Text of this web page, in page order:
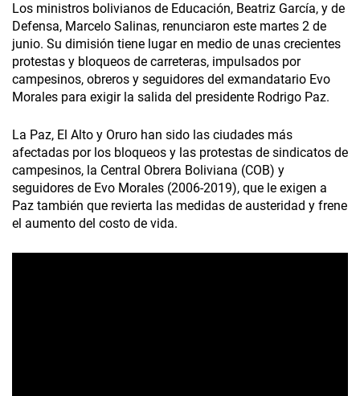
Los ministros bolivianos de Educación, Beatriz García, y de
Defensa, Marcelo Salinas, renunciaron este martes 2 de
junio. Su dimisión tiene lugar en medio de unas crecientes
protestas y bloqueos de carreteras, impulsados por
campesinos, obreros y seguidores del exmandatario Evo
Morales para exigir la salida del presidente Rodrigo Paz.
La Paz, El Alto y Oruro han sido las ciudades más
afectadas por los bloqueos y las protestas de sindicatos de
campesinos, la Central Obrera Boliviana (COB) y
seguidores de Evo Morales (2006-2019), que le exigen a
Paz también que revierta las medidas de austeridad y frene
el aumento del costo de vida.